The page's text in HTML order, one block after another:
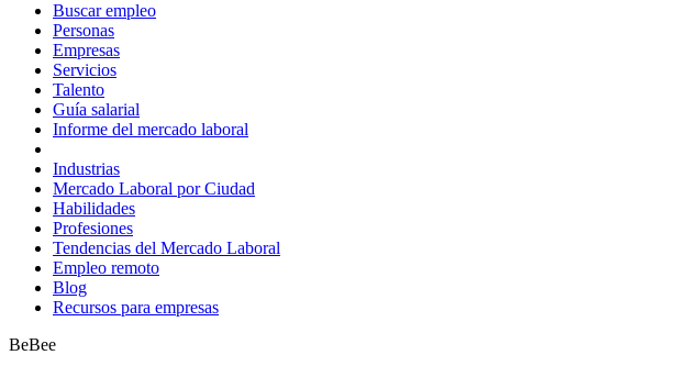
Buscar empleo
Personas
Empresas
Servicios
Talento
Guía salarial
Informe del mercado laboral
Industrias
Mercado Laboral por Ciudad
Habilidades
Profesiones
Tendencias del Mercado Laboral
Empleo remoto
Blog
Recursos para empresas
BeBee